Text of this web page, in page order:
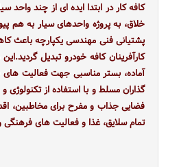
کافه کار در ابتدا ايده ای از چند
خلاق، به پروژه واحدهای سيار به هم
پشتيانی فنی مهندسی يکپارچه باعث
کارآفرينان کافه خودرو تبديل
آماده، بستر مناسبی جهت فعاليت های
گذاران مسلط و با استفاده از
فضایی جذاب و مفرح برای مخاطبین،
تمام سلايق، غذا و فعاليت های